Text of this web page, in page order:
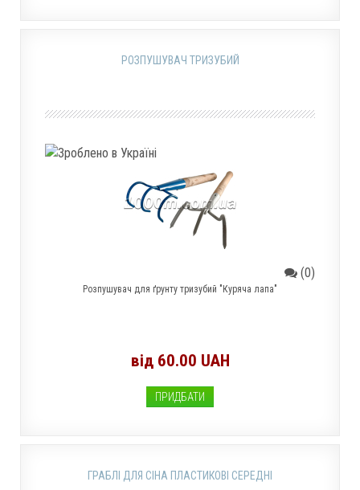
РОЗПУШУВАЧ ТРИЗУБИЙ
(0)
Розпушувач для ґрунту тризубий "Куряча лапа"
від 60.00 UAH
ПРИДБАТИ
ГРАБЛІ ДЛЯ СІНА ПЛАСТИКОВІ СЕРЕДНІ